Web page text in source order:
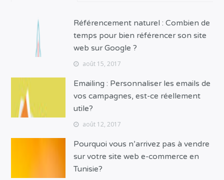
Référencement naturel : Combien de
temps pour bien référencer son site
web sur Google ?
août 15, 2017
Emailing : Personnaliser les emails de
vos campagnes, est-ce réellement
utile?
août 12, 2017
Pourquoi vous n’arrivez pas à vendre
sur votre site web e-commerce en
Tunisie?